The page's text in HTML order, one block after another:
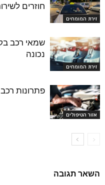
זירת המומחים
חוזרים
זירת המומחים
שמאי רכב
נכונה
אזור הטיפולים
פתרונות
השאר תגובה